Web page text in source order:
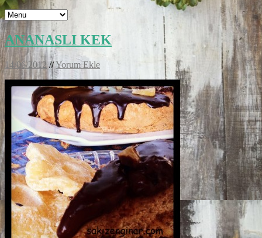
ANANASLI KEK
14/06/2012//Yorum Ekle